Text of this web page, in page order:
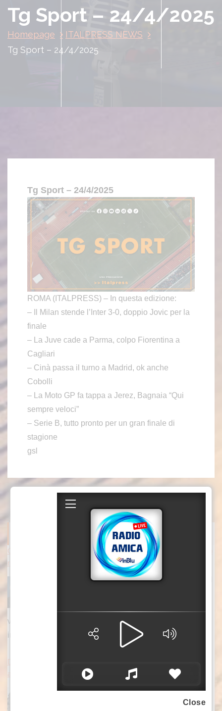
Tg Sport – 24/4/2025
Homepage
ITALPRESS NEWS
Tg Sport – 24/4/2025
Tg Sport – 24/4/2025
ROMA (ITALPRESS) – In questa edizione:
– Il Milan stende l’Inter 3-0, doppio Jovic per la
finale
– La Juve cade a Parma, colpo Fiorentina a
Cagliari
– Cinà passa il turno a Madrid, ok anche
Cobolli
– La Moto GP fa tappa a Jerez, Bagnaia “Qui
sempre veloci”
– Serie B, tutto pronto per un gran finale di
stagione
gsl
ITALPRESS NEWS
Covid, Conte “Piano pandemico 2006 inadeguato, virus senza p
recedenti”
ROMA (ITALPRESS) – “Il Piano pandemico del
virus senza precedenti: non a caso la comunità scientifica
internazionale
Ddl “Coesione e crescita”, ok dalla Giunta Schifani a manovra d
a oltre 220 milioni
Il disegno di legge “Coesione e crescita” varato
dalla giunta Schifani vale complessivamente
Close